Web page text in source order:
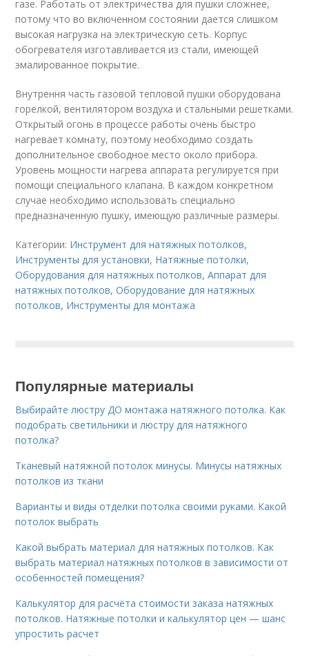
газе. Работать от электричества для пушки сложнее,
потому что во включенном состоянии дается слишком
высокая нагрузка на электрическую сеть. Корпус
обогревателя изготавливается из стали, имеющей
эмалированное покрытие.
Внутрення часть газовой тепловой пушки оборудована
горелкой, вентилятором воздуха и стальными решетками.
Открытый огонь в процессе работы очень быстро
нагревает комнату, поэтому необходимо создать
дополнительное свободное место около прибора.
Уровень мощности нагрева аппарата регулируется при
помощи специального клапана. В каждом конкретном
случае необходимо использовать специально
предназначенную пушку, имеющую различные размеры.
Категории: Инструмент для натяжных потолков,
Инструменты для установки, Натяжные потолки,
Оборудования для натяжных потолков,Аппарат для
натяжных потолков,Оборудование для натяжных
потолков, Инструменты для монтажа
Популярные материалы
Выбирайте люстру ДО монтажа натяжного потолка. Как
подобрать светильники и люстру для натяжного
потолка?
Тканевый натяжной потолок минусы. Минусы натяжных
потолков из ткани
Варианты и виды отделки потолка своими руками. Какой
потолок выбрать
Какой выбрать материал для натяжных потолков. Как
выбрать материал натяжных потолков в зависимости от
особенностей помещения?
Калькулятор для расчёта стоимости заказа натяжных
потолков. Натяжные потолки и калькулятор цен — шанс
упростить расчет